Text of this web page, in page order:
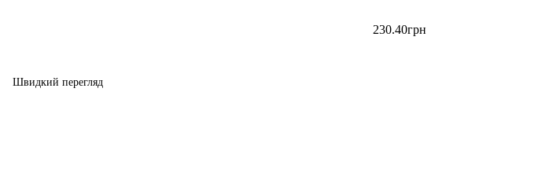
230.40грн
Швидкий перегляд